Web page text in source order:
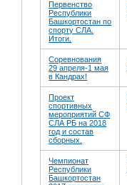
Первенство
Республики
Башкортостан по
спорту СЛА.
Итоги.
Соревнования
29 апреля-1 мая
в Кандрах!
Проект
спортивных
мероприятий СФ
СЛА РБ на 2018
год и состав
сборных.
Чемпионат
Республики
Башкортостан